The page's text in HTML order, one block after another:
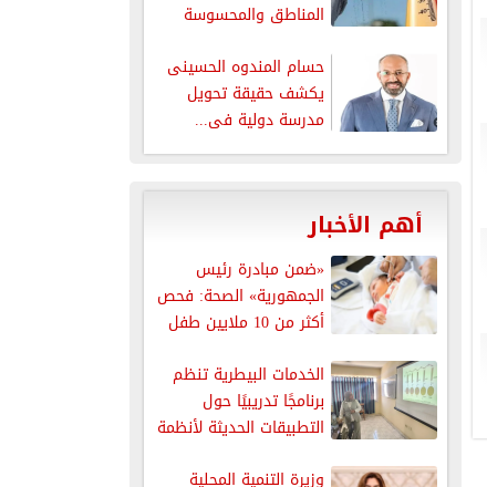
المناطق والمحسوسة
حسام المندوه الحسينى
يكشف حقيقة تحويل
مدرسة دولية فى...
أهم الأخبار
«ضمن مبادرة رئيس
الجمهورية» الصحة: فحص
أكثر من 10 ملايين طفل
الخدمات البيطرية تنظم
برنامجًا تدريبيًا حول
التطبيقات الحديثة لأنظمة
وزيرة التنمية المحلية